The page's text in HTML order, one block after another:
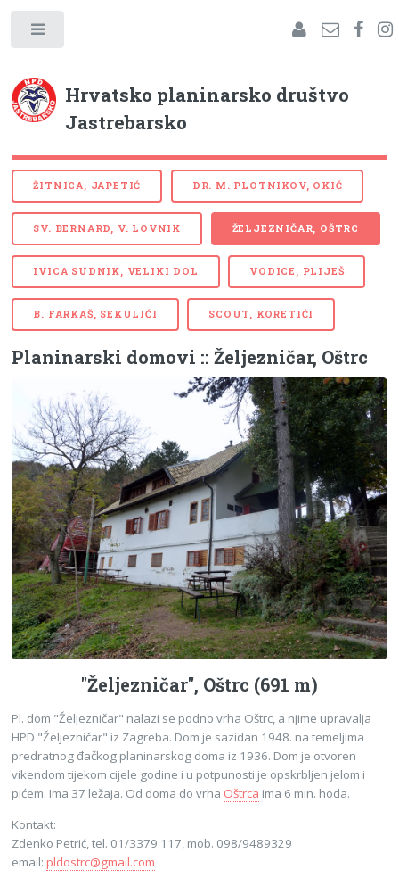
Hrvatsko planinarsko društvo
Jastrebarsko
ŽITNICA, JAPETIĆ DR. M. PLOTNIKOV, OKIĆ
SV. BERNARD, V. LOVNIK ŽELJEZNIČAR, OŠTRC
IVICA SUDNIK, VELIKI DOL VODICE, PLIJEŠ
B. FARKAŠ, SEKULIĆI SCOUT, KORETIĆI
Planinarski domovi :: Željezničar, Oštrc
"Željezničar", Oštrc (691 m)
Pl. dom "Željezničar" nalazi se podno vrha Oštrc, a njime upravalja
HPD "Željezničar" iz Zagreba. Dom je sazidan 1948. na temeljima
predratnog đačkog planinarskog doma iz 1936. Dom je otvoren
vikendom tijekom cijele godine i u potpunosti je opskrbljen jelom i
pićem. Ima 37 ležaja. Od doma do vrha Oštrca ima 6 min. hoda.
Kontakt:
Zdenko Petrić, tel. 01/3379 117, mob. 098/9489329
email:pldostrc@gmail.com